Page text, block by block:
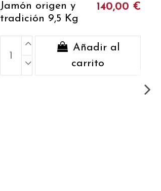
Jamón origen y
tradición 9,5 Kg
140,00 €
Añadir al
carrito